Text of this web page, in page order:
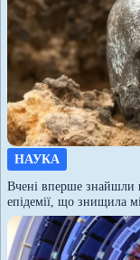
НАУКА
Вчені вперше знайшли
епідемії, що знищила